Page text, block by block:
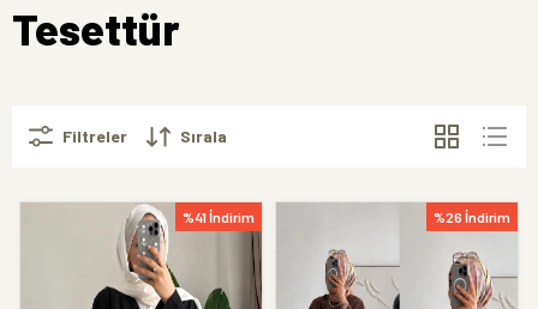
Tesettür
Filtreler Sırala
%41 İndirim %26 İndirim